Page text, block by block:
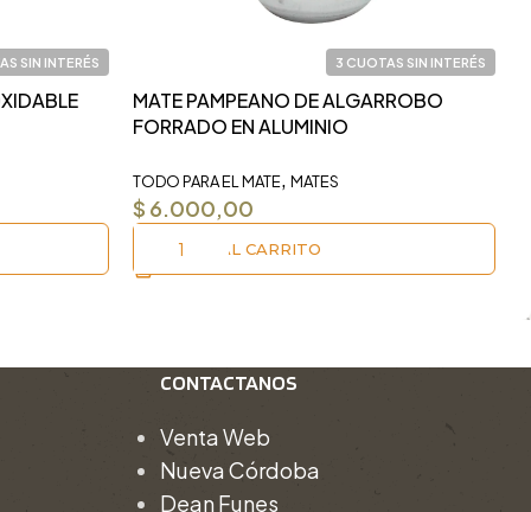
SIN INTERÉS 3 CUOTAS SIN INTERÉS
MATE PAMPEANO DE ALGARROBO
FORRADO EN ALUMINIO
TODO PARA EL MATE, MATES
$ 6.000,00
AÑADIR AL CARRITO
CONTACTANOS
Venta Web
Nueva Córdoba
Dean Funes